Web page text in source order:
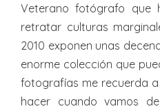
Veterano fotógrafo que
retratar culturas
2010 exponen unas
enorme colección que
fotografías me recuerda
hacer cuando vamos